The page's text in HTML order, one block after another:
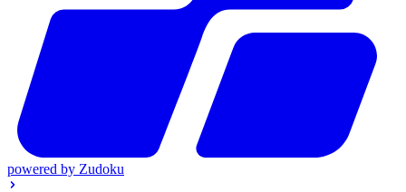
powered by Zudoku